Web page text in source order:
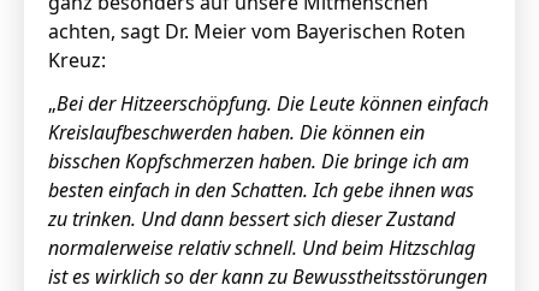
achten, sagt Dr. Meier vom Bayerischen Roten
Kreuz:
„Bei der Hitzeerschöpfung. Die Leute können einfach
Kreislaufbeschwerden haben. Die können ein
bisschen Kopfschmerzen haben. Die bringe ich am
besten einfach in den Schatten. Ich gebe ihnen was
zu trinken. Und dann bessert sich dieser Zustand
normalerweise relativ schnell. Und beim Hitzschlag
ist es wirklich so der kann zu Bewusstheitsstörungen